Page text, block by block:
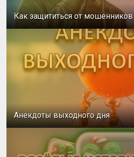
Как защититься от мошенников
Анекдоты выходного дня